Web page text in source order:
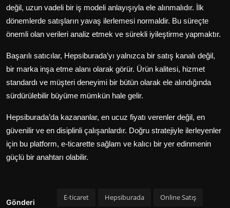
değil, uzun vadeli bir iş modeli anlayışıyla ele alınmalıdır. İlk
dönemlerde satışların yavaş ilerlemesi normaldir. Bu süreçte
önemli olan verileri analiz etmek ve sürekli iyileştirme yapmaktır.
Başarılı satıcılar, Hepsiburada’yı yalnızca bir satış kanalı değil,
bir marka inşa etme alanı olarak görür. Ürün kalitesi, hizmet
standardı ve müşteri deneyimi bir bütün olarak ele alındığında
sürdürülebilir büyüme mümkün hale gelir.
Hepsiburada’da kazananlar, en ucuz fiyatı verenler değil, en
güvenilir ve en disiplinli çalışanlardır. Doğru stratejiyle ilerleyenler
için bu platform, e-ticarette sağlam ve kalıcı bir yer edinmenin
güçlü bir anahtarı olabilir.
Gönderi
E-ticaret Hepsiburada Online Satış